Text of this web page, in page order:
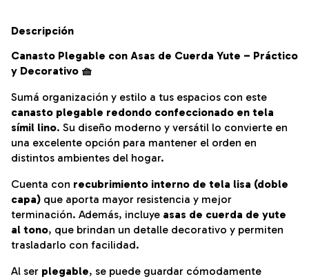
Descripción
Canasto Plegable con Asas de Cuerda Yute – Práctico
y Decorativo 🧺
Sumá organización y estilo a tus espacios con este
canasto plegable redondo confeccionado en tela
símil lino. Su diseño moderno y versátil lo convierte en
una excelente opción para mantener el orden en
distintos ambientes del hogar.
Cuenta con recubrimiento interno de tela lisa (doble
capa) que aporta mayor resistencia y mejor
terminación. Además, incluye asas de cuerda de yute
al tono, que brindan un detalle decorativo y permiten
trasladarlo con facilidad.
Al ser plegable, se puede guardar cómodamente